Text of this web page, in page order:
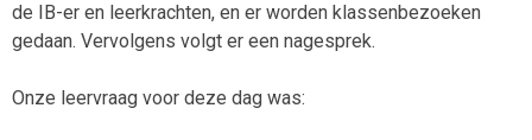
de IB-er en leerkrachten, en er worden klassenbezoeken
gedaan. Vervolgens volgt er een nagesprek.
Onze leervraag voor deze dag was: